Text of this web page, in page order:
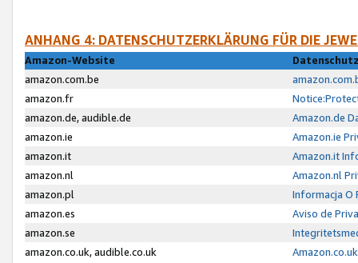
ANHANG 4: DATENSCHUTZERKLÄRUNG FÜR DIE
Amazon-Website
amazon.com.be
amazon.fr
amazon.de, audible.de
Amazon.de
amazon.ie
Amazon.ie
amazon.it
Amazon.it
amazon.nl
Amazon.nl
amazon.pl
Informacja O
amazon.es
Aviso de
amazon.se
amazon.co.uk, audible.co.uk